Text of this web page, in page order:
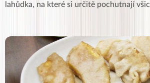
lahůdka, na které si určitě pochutnají všic